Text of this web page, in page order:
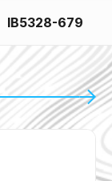
IB5328-679